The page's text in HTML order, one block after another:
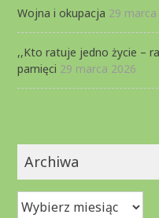
Wojna i okupacja 29
,,Kto ratuje jedno życie –
pamięci 29 marca 2026
Archiwa